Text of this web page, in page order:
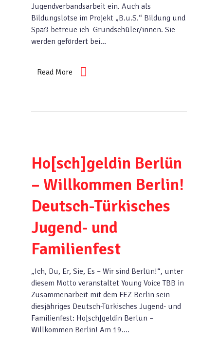
Jugendverbandsarbeit ein. Auch als
Bildungslotse im Projekt „B.u.S.“ Bildung und
Spaß betreue ich Grundschüler/innen. Sie
werden gefördert bei…
Read More
Ho[sch]geldin Berlün
– Willkommen Berlin!
Deutsch-Türkisches
Jugend- und
Familienfest
„Ich, Du, Er, Sie, Es – Wir sind Berlün!“, unter
diesem Motto veranstaltet Young Voice TBB in
Zusammenarbeit mit dem FEZ-Berlin sein
diesjähriges Deutsch-Türkisches Jugend- und
Familienfest: Ho[sch]geldin Berlün –
Willkommen Berlin! Am 19….